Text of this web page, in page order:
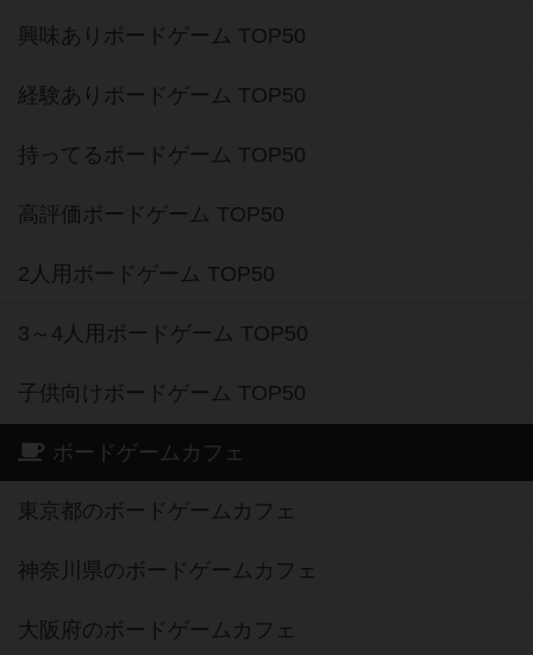
興味ありボードゲーム TOP50
経験ありボードゲーム TOP50
持ってるボードゲーム TOP50
高評価ボードゲーム TOP50
2人用ボードゲーム TOP50
3～4人用ボードゲーム TOP50
子供向けボードゲーム TOP50
ボードゲームカフェ
東京都のボードゲームカフェ
神奈川県のボードゲームカフェ
大阪府のボードゲームカフェ